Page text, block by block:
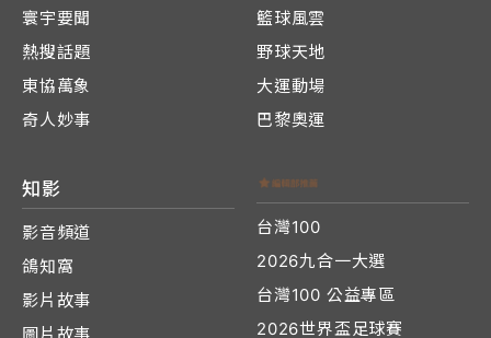
寰宇要聞
熱搜話題
東協萬象
奇人妙事
籃球風雲
野球天地
大運動場
巴黎奧運
知影
影音頻道
鴿知窩
影片故事
台灣100
2026九合一大選
台灣100 公益專區
2026世界盃足球賽